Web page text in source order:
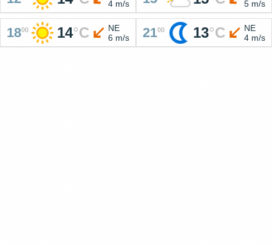
4 m/s
5 m/s
1800 14°C
NE
6 m/s
2100 13°C
NE
4 m/s